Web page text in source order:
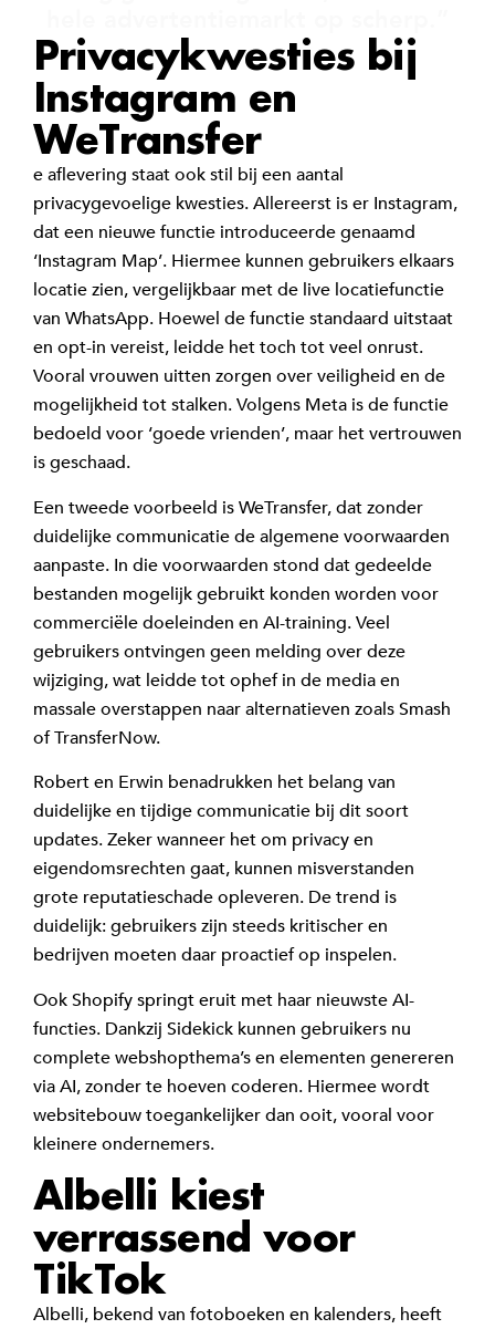
Privacykwesties bij
Instagram en
WeTransfer
e aflevering staat ook stil bij een aantal
privacygevoelige kwesties. Allereerst is er Instagram,
dat een nieuwe functie introduceerde genaamd
‘Instagram Map’. Hiermee kunnen gebruikers elkaars
locatie zien, vergelijkbaar met de live locatiefunctie
van WhatsApp. Hoewel de functie standaard uitstaat
en opt-in vereist, leidde het toch tot veel onrust.
Vooral vrouwen uitten zorgen over veiligheid en de
mogelijkheid tot stalken. Volgens Meta is de functie
bedoeld voor ‘goede vrienden’, maar het vertrouwen
is geschaad.
Een tweede voorbeeld is WeTransfer, dat zonder
duidelijke communicatie de algemene voorwaarden
aanpaste. In die voorwaarden stond dat gedeelde
bestanden mogelijk gebruikt konden worden voor
commerciële doeleinden en AI-training. Veel
gebruikers ontvingen geen melding over deze
wijziging, wat leidde tot ophef in de media en
massale overstappen naar alternatieven zoals Smash
of TransferNow.
Robert en Erwin benadrukken het belang van
duidelijke en tijdige communicatie bij dit soort
updates. Zeker wanneer het om privacy en
eigendomsrechten gaat, kunnen misverstanden
grote reputatieschade opleveren. De trend is
duidelijk: gebruikers zijn steeds kritischer en
bedrijven moeten daar proactief op inspelen.
Ook Shopify springt eruit met haar nieuwste AI-
functies. Dankzij Sidekick kunnen gebruikers nu
complete webshopthema’s en elementen genereren
via AI, zonder te hoeven coderen. Hiermee wordt
websitebouw toegankelijker dan ooit, vooral voor
kleinere ondernemers.
Albelli kiest
verrassend voor
TikTok
Albelli, bekend van fotoboeken en kalenders, heeft